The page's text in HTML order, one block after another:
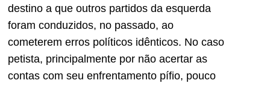
destino a que outros partidos da esquerda
foram conduzidos, no passado, ao
cometerem erros políticos idênticos. No caso
petista, principalmente por não acertar as
contas com seu enfrentamento pífio, pouco